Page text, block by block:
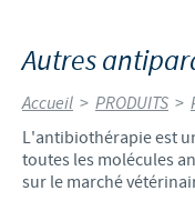
Autres
Accueil > PRODUITS >
L'antibiothérapie est
toutes les molécules
sur le marché